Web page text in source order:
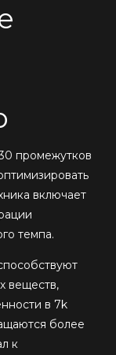
промежутков
включает
темпа.
веществ,
в 7k
более
к